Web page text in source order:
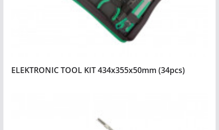
ELEKTRONIC TOOL KIT 434x355x50mm (34pcs)